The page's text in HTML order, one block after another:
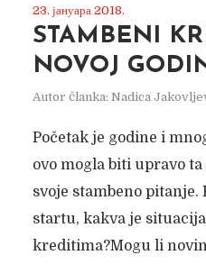
23. јануара 2018.
STAMBENI
NOVOJ
Autor članka: Nadica
Početak je godine i
ovo mogla biti upravo
svoje stambeno pitanje.
startu, kakva je
kreditima?Mogu li